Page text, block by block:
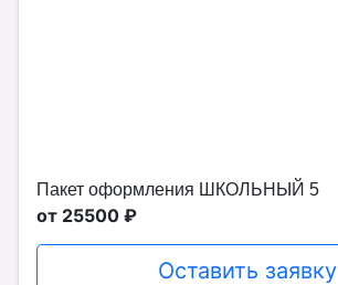
Пакет оформления ШКОЛЬНЫЙ 5
от 25500 ₽
Оставить заявку